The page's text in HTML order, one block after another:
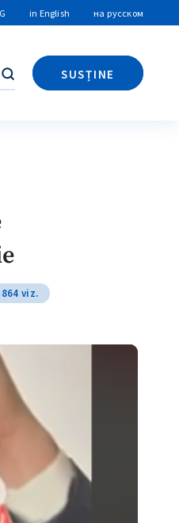
in English на русском
Caută
SUSȚINE
Caută
viz.